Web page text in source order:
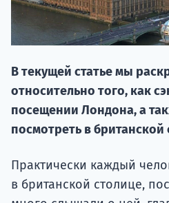
В текущей статье мы
относительно того, как
посещении Лондона, а
посмотреть в британской
Практически каждый
в британской столице,